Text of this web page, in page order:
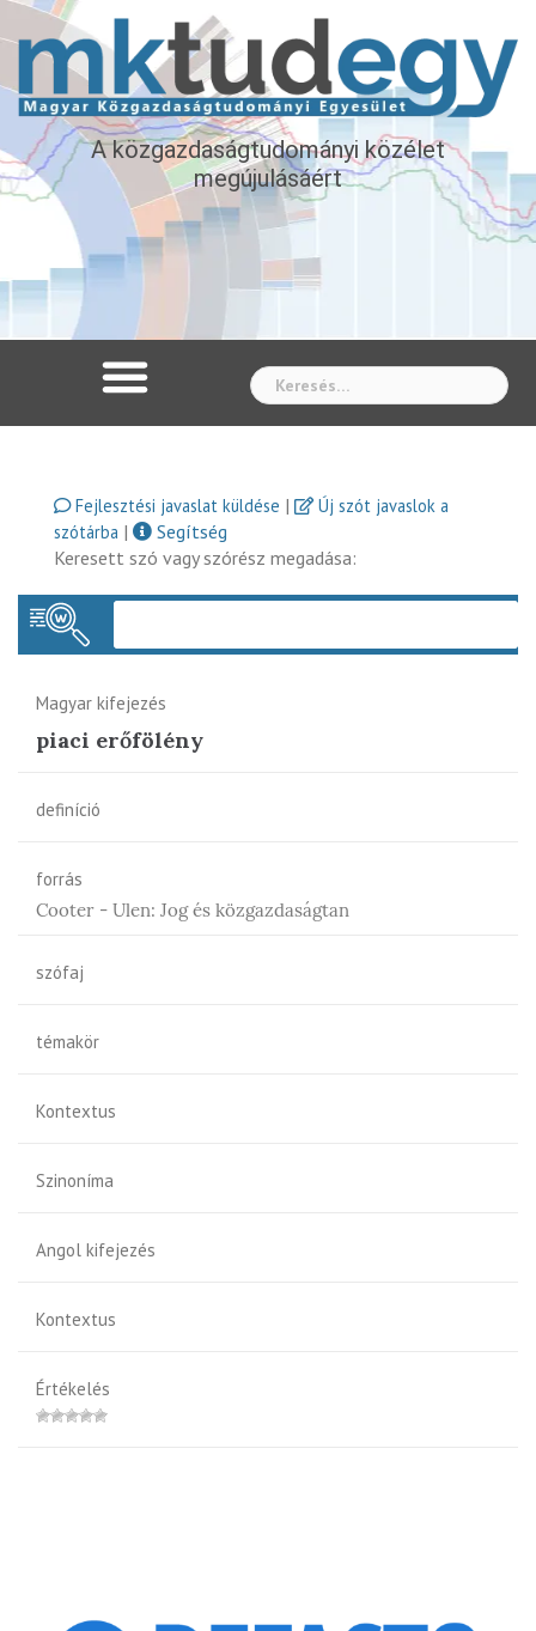
A közgazdaságtudományi közélet
megújulásáért
Fejlesztési javaslat küldése |
Új szót javaslok a
szótárba |
Segítség
Keresett szó vagy szórész megadása:
Magyar kifejezés
piaci erőfölény
definíció
forrás
Cooter - Ulen: Jog és közgazdaságtan
szófaj
témakör
Kontextus
Szinoníma
Angol kifejezés
Kontextus
Értékelés